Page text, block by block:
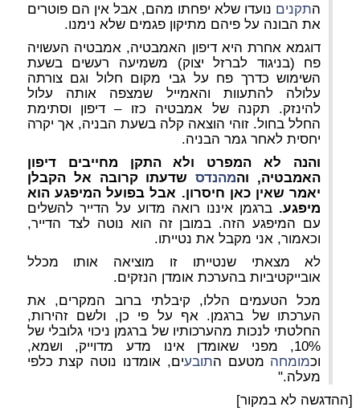
התקנים נועדו שלא יפחתו מהם, אבל אין הם פוטרים
את הבונה על פיהם מתיקון פגמים שלא נימנו.
דוגמא אחרת היא דיפון האמבטיה, אמבטיה העשויה
פח (בניגוד לברזל יצוק) משמיעה רעשים בשעת
השימוש כדרך פח על גבי מקום חלול וגם צורתה
עלולה להתעוות והאמייל שמצפה אותה עלול
להינזק. תקנה של אמבטיה כזו – דיפון וסתימת
החלל בחול. זוהי הוצאה קלה בשעת הבניה, אך יקרה
יחסית לאחר גמר הבניה.
והנה לא המפרט ולא התקן מחייבים דיפון
האמבטיה, והמהנדסשדעתו קרובה אל הקבלן
יאמר שאין כאן חיסרון. אבל בפועל המיפגע הוא
מיפגע. ברגמן איננו רואה מדוע על הדייר להשלים
עם המיפגע הזה. במובן זה הוא נוטה לצד הדייר,
וכאמור, אני מקבל את נטייתו.
לא מצאתי שנטייתו זו מוציאה אותו מכלל
אובייקטיביות בהערכת אומדן הנזקים.
מכל הטעמים הללו, קיבלתי ברוב המקרים, את
הערכתו של ברגמן. אף על פי כן, ולשם זהירות,
החלטתי לנכות מהערכותיו של ברגמן ניכוי גלובלי של
10%, מפני שאומדן אינו מדע מדוייק, ושמא,
וכמומחה מטעם התובעים, אומדנו נוטה קצת כלפי
מעלה."
[ההדגשה לא במקור]